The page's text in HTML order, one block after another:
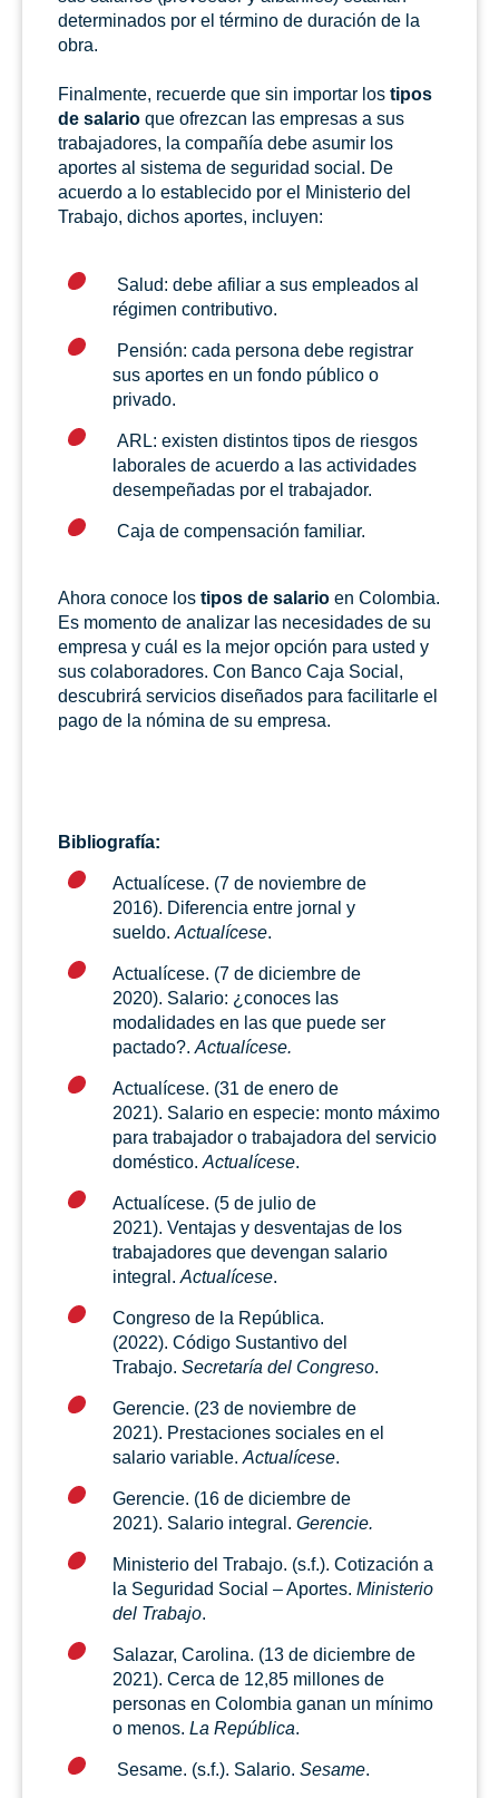
determinados por el término de duración de la
obra.
Finalmente, recuerde que sin importar los tipos
de salario que ofrezcan las empresas a sus
trabajadores, la compañía debe asumir los
aportes al sistema de seguridad social. De
acuerdo a lo establecido por el Ministerio del
Trabajo, dichos aportes, incluyen:
Salud: debe afiliar a sus empleados al
régimen contributivo.
Pensión: cada persona debe registrar
sus aportes en un fondo público o
privado.
ARL: existen distintos tipos de riesgos
laborales de acuerdo a las actividades
desempeñadas por el trabajador.
Caja de compensación familiar.
Ahora conoce los tipos de salario en Colombia.
Es momento de analizar las necesidades de su
empresa y cuál es la mejor opción para usted y
sus colaboradores. Con Banco Caja Social,
descubrirá servicios diseñados para facilitarle el
pago de la nómina de su empresa.
Bibliografía:
Actualícese. (7 de noviembre de
2016). Diferencia entre jornal y
sueldo. Actualícese.
Actualícese. (7 de diciembre de
2020). Salario: ¿conoces las
modalidades en las que puede ser
pactado?. Actualícese.
Actualícese. (31 de enero de
2021). Salario en especie: monto máximo
para trabajador o trabajadora del servicio
doméstico. Actualícese.
Actualícese. (5 de julio de
2021). Ventajas y desventajas de los
trabajadores que devengan salario
integral. Actualícese.
Congreso de la República.
(2022). Código Sustantivo del
Trabajo. Secretaría del Congreso.
Gerencie. (23 de noviembre de
2021). Prestaciones sociales en el
salario variable. Actualícese.
Gerencie. (16 de diciembre de
2021). Salario integral. Gerencie.
Ministerio del Trabajo. (s.f.). Cotización a
la Seguridad Social – Aportes. Ministerio
del Trabajo.
Salazar, Carolina. (13 de diciembre de
2021). Cerca de 12,85 millones de
personas en Colombia ganan un mínimo
o menos. La República.
Sesame. (s.f.). Salario. Sesame.